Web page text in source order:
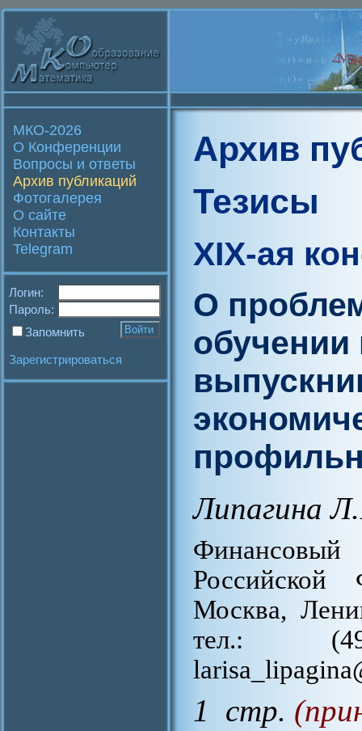
МКО-2026
О Конференции
Вопросы и ответы
Архив публикаций
Фотогалерея
О сайте
Контакты
Telegram
Логин:
Пароль:
Запомнить
Зарегистрироваться
Архив
Тезисы
XIX-ая
О
обучении
Липагина
Финансовый
Москва,
тел.:
1 стр.